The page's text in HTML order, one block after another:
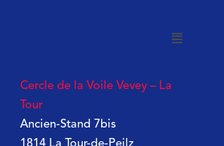
Cercle de la Voile Vevey – La
Tour
Ancien-Stand 7bis